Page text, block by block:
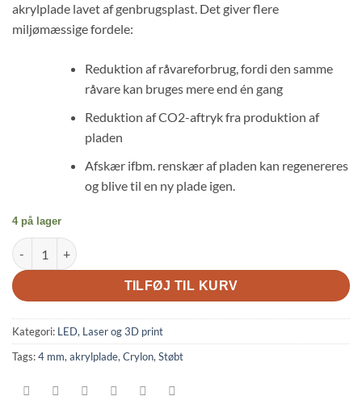
akrylplade lavet af genbrugsplast. Det giver flere
miljømæssige fordele:
Reduktion af råvareforbrug, fordi den samme
råvare kan bruges mere end én gang
Reduktion af CO2-aftryk fra produktion af
pladen
Afskær ifbm. renskær af pladen kan regenereres
og blive til en ny plade igen.
4 på lager
Crylon støbt akrylplade 450 x 610 x 4 mm antal
TILFØJ TIL KURV
Kategori: LED, Laser og 3D print
Tags:4 mm,akrylplade,Crylon,Støbt